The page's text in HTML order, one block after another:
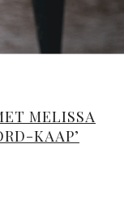
MELISSA
KAAP’